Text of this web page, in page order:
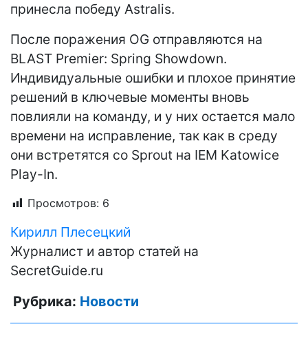
принесла победу Astralis.
После поражения OG отправляются на
BLAST Premier: Spring Showdown.
Индивидуальные ошибки и плохое принятие
решений в ключевые моменты вновь
повлияли на команду, и у них остается мало
времени на исправление, так как в среду
они встретятся со Sprout на IEM Katowice
Play-In.
Просмотров: 6
Кирилл Плесецкий
Журналист и автор статей на
SecretGuide.ru
Рубрика: Новости